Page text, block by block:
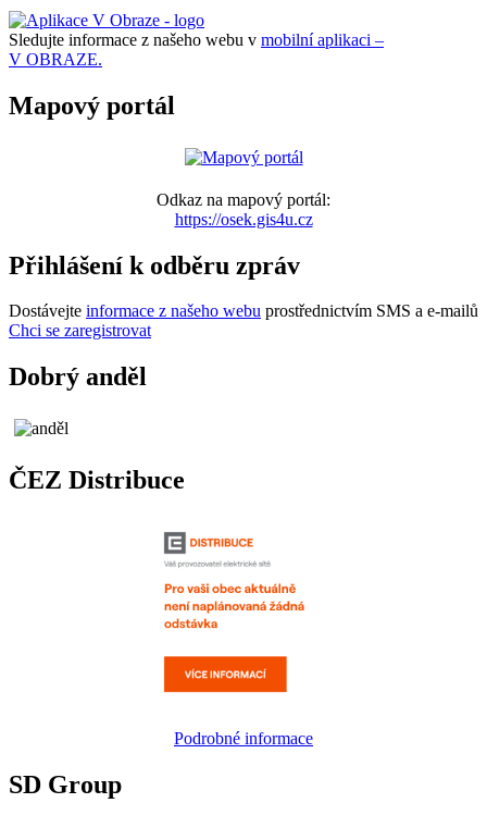
Sledujte informace z našeho webu v mobilní aplikaci –
V OBRAZE.
Mapový portál
Odkaz na mapový portál:
https://osek.gis4u.cz
Přihlášení k odběru zpráv
Dostávejte informace z našeho webu prostřednictvím SMS a e-mailů
Chci se zaregistrovat
Dobrý anděl
ČEZ Distribuce
Podrobné informace
SD Group